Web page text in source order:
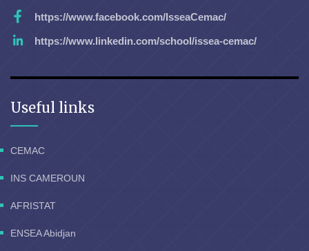
https://www.facebook.com/IsseaCemac/
https://www.linkedin.com/school/issea-cemac/
Useful links
CEMAC
INS CAMEROUN
AFRISTAT
ENSEA Abidjan